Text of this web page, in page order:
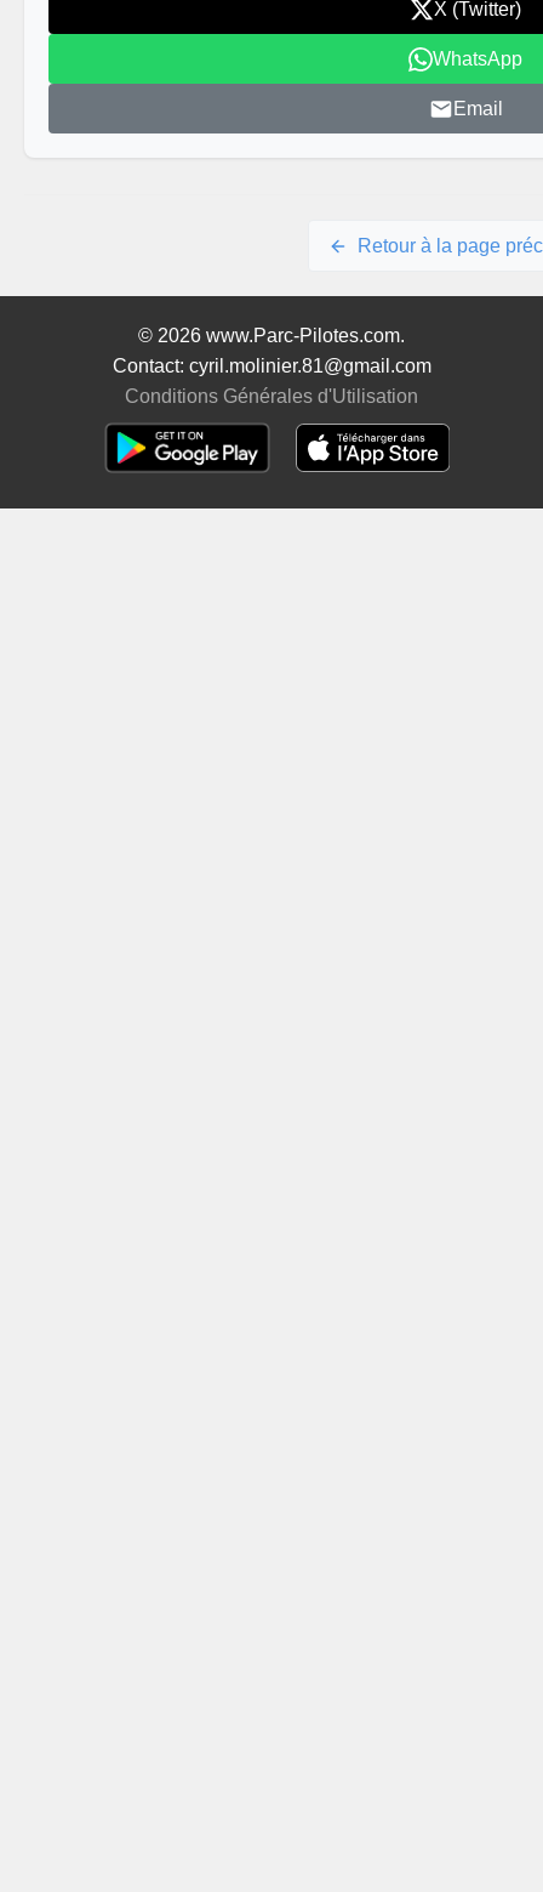
X (Twitter)
WhatsApp
Email
Retour à la page
© 2026 www.Parc-Pilotes.com.
Contact: cyril.molinier.81@gmail.com
Conditions Générales d'Utilisation